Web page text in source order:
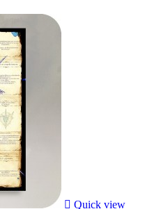
 Quick view